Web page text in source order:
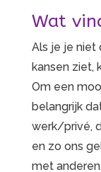
Wat
Als je je niet
kansen ziet,
Om een
belangrijk
werk/privé,
en zo ons
met anderen.